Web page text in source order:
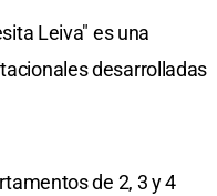
Leiva" es una
desarrolladas
de 2, 3 y 4